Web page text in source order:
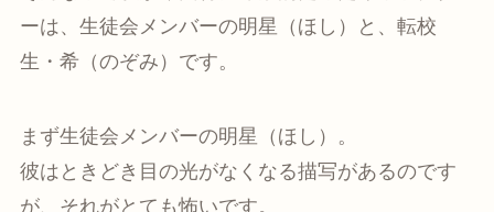
ーは、生徒会メンバーの明星（ほし）と、転校
生・希（のぞみ）です。
まず生徒会メンバーの明星（ほし）。
彼はときどき目の光がなくなる描写があるのです
が、それがとても怖いです。